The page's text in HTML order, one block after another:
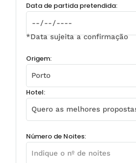
Data de partida pretendida:
*Data sujeita a confirmação
Origem:
Hotel:
Número de Noites: